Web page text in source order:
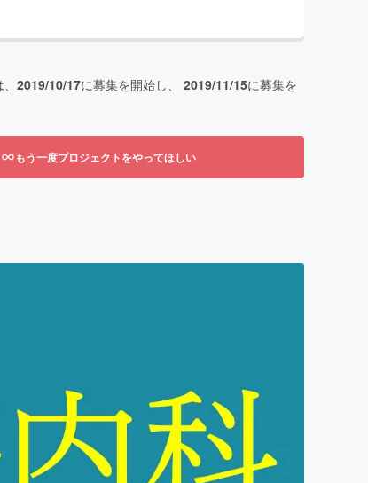
2019/10/17に募集を開始し、 2019/11/15に募集を
もう一度プロジェクトをやってほしい